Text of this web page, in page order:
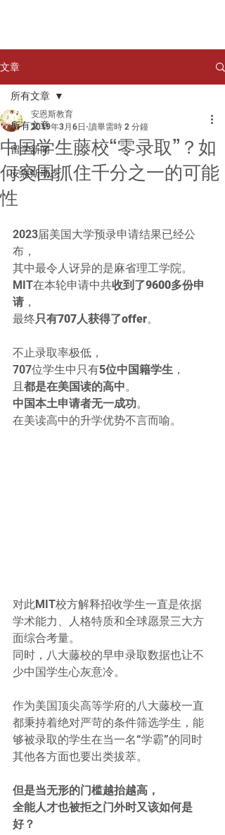
文章
所有文章
留学新闻
安恩斯动态
所有文章
中国学生藤校“零录取”？如
何突围抓住千分之一的可能
性
安恩斯教育
2019年3月6日 讀畢需時 2 分鐘
2023届美国大学预录申请结果已经公
布，
其中最令人讶异的是麻省理工学院。
MIT在本轮申请中共收到了9600多份申
请 ，
最终只有707人获得了offer。
不止录取率极低，
707位学生中只有5位中国籍学生 ，
且 都是在美国读的高中。
中国本土申请者无一成功。
在美读高中的升学优势不言而喻。
对此MIT校方解释招收学生一直是依据
学术能力、人格特质和全球愿景三大方
面综合考量。
同时，八大藤校的早申录取数据也让不
少中国学生心灰意冷。
作为美国顶尖高等学府的八大藤校一直
都秉持着绝对严苛的条件筛选学生，能
够被录取的学生在当一名“学霸”的同时
其他各方面也要出类拔萃。
但是当无形的门槛越抬越高，
全能人才也被拒之门外时又该如何是
好？